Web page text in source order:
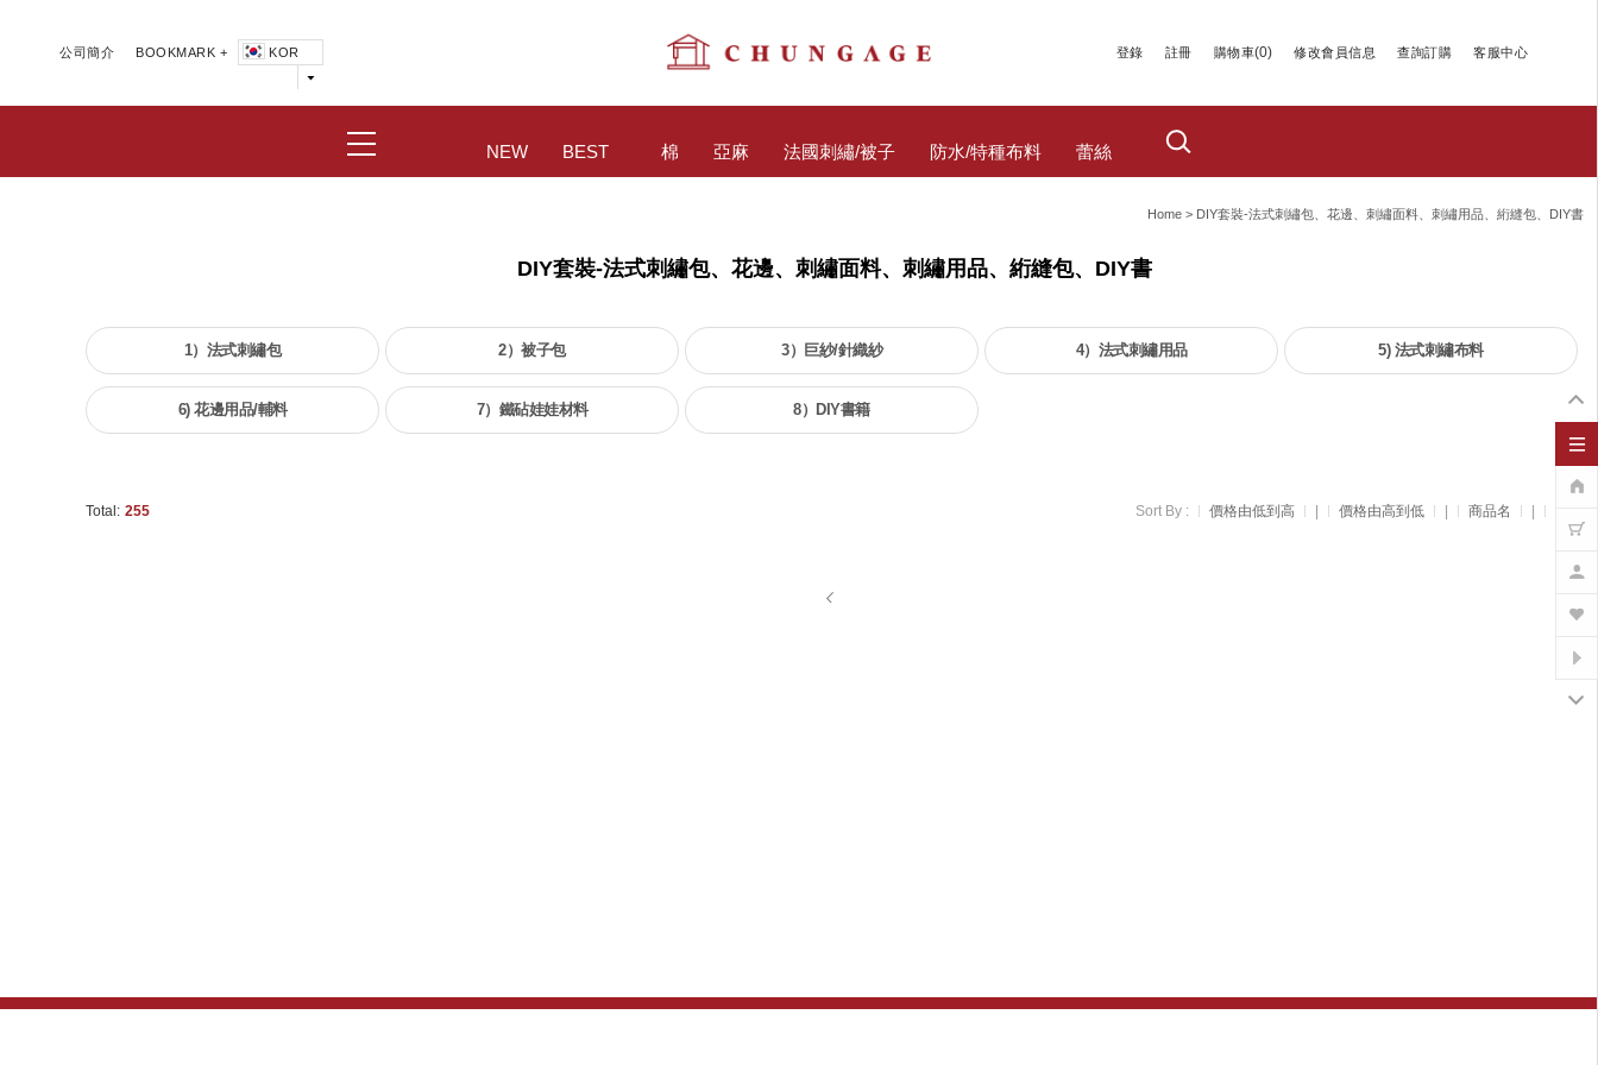
公司簡介 BOOKMARK + KOR 登錄 註冊 購物車(0) 修改會員信息 查詢訂購 客服中心
NEW BEST 棉 亞麻 法國刺繡/被子 防水/特種布料 蕾絲
Home > DIY套裝-法式刺繡包、花邊、刺繡面料、刺繡用品、絎縫包、DIY書
DIY套裝-法式刺繡包、花邊、刺繡面料、刺繡用品、絎縫包、DIY書
1）法式刺繡包 2）被子包 3）巨紗/針織紗 4）法式刺繡用品 5) 法式刺繡布料
6) 花邊用品/輔料 7）鐵砧娃娃材料 8）DIY書籍
Total: 255 Sort By : 價格由低到高 價格由高到低 商品名